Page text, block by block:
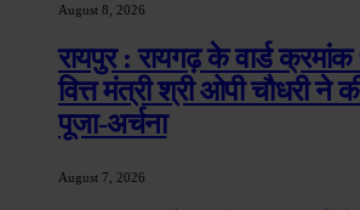
August 8, 2026
रायपुर : रायगढ़ के वार्ड
वित्त मंत्री श्री ओपी चौधरी ने
पूजा-अर्चना
August 7, 2026